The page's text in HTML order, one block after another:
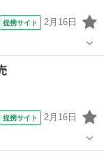
提携サイト 2月16日
寄
ファ...
提携サイト 2月16日
寄